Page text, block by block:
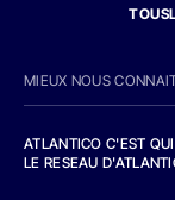
MIEUX NOUS
ATLANTICO C'EST
LE RESEAU